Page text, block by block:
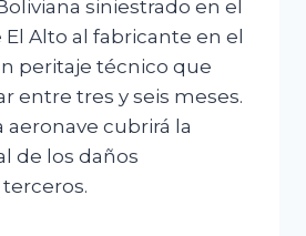
siniestrado en el
Alto al fabricante en el
peritaje técnico que
entre tres y seis meses.
aeronave cubrirá la
de los daños